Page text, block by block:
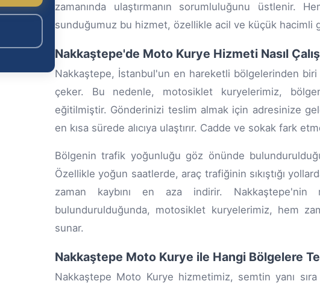
zamanında ulaştırmanın sorumluluğunu üstlenir.
sunduğumuz bu hizmet, özellikle acil ve küçük hacimli
Nakkaştepe'de Moto Kurye Hizmeti Nasıl
Nakkaştepe, İstanbul'un en hareketli bölgelerinden biri
çeker. Bu nedenle, motosiklet kuryelerimiz,
eğitilmiştir. Gönderinizi teslim almak için adresinize
en kısa sürede alıcıya ulaştırır. Cadde ve sokak fark
Bölgenin trafik yoğunluğu göz önünde
Özellikle yoğun saatlerde, araç trafiğinin sıkıştığı
zaman kaybını en aza indirir. Nakkaştepe'nin
bulundurulduğunda, motosiklet kuryelerimiz, hem
sunar.
Nakkaştepe Moto Kurye ile Hangi Bölgelere
Nakkaştepe Moto Kurye hizmetimiz, semtin yanı